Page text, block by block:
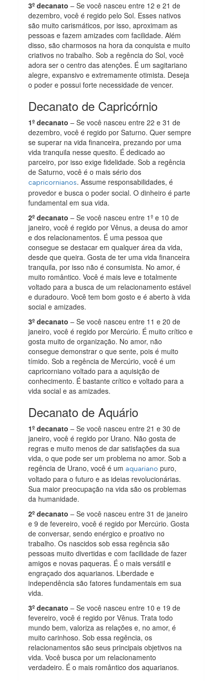
3º decanato – Se você nasceu entre 12 e 21 de
dezembro, você é regido pelo Sol. Esses nativos
são muito carismáticos, por isso, aproximam as
pessoas e fazem amizades com facilidade. Além
disso, são charmosos na hora da conquista e muito
criativos no trabalho. Sob a regência do Sol, você
adora ser o centro das atenções. É um sagitariano
alegre, expansivo e extremamente otimista. Deseja
o poder e possui forte necessidade de vencer.
Decanato de Capricórnio
1º decanato – Se você nasceu entre 22 e 31 de
dezembro, você é regido por Saturno. Quer sempre
se superar na vida financeira, prezando por uma
vida tranquila nesse quesito. É dedicado ao
parceiro, por isso exige fidelidade. Sob a regência
de Saturno, você é o mais sério dos
capricornianos. Assume responsabilidades, é
provedor e busca o poder social. O dinheiro é parte
fundamental em sua vida.
2º decanato – Se você nasceu entre 1º e 10 de
janeiro, você é regido por Vênus, a deusa do amor
e dos relacionamentos. É uma pessoa que
consegue se destacar em qualquer área da vida,
desde que queira. Gosta de ter uma vida financeira
tranquila, por isso não é consumista. No amor, é
muito romântico. Você é mais leve e totalmente
voltado para a busca de um relacionamento estável
e duradouro. Você tem bom gosto e é aberto à vida
social e amizades.
3º decanato – Se você nasceu entre 11 e 20 de
janeiro, você é regido por Mercúrio. É muito crítico e
gosta muito de organização. No amor, não
consegue demonstrar o que sente, pois é muito
tímido. Sob a regência de Mercúrio, você é um
capricorniano voltado para a aquisição de
conhecimento. É bastante crítico e voltado para a
vida social e as amizades.
Decanato de Aquário
1º decanato – Se você nasceu entre 21 e 30 de
janeiro, você é regido por Urano. Não gosta de
regras e muito menos de dar satisfações da sua
vida, o que pode ser um problema no amor. Sob a
regência de Urano, você é um aquariano puro,
voltado para o futuro e as ideias revolucionárias.
Sua maior preocupação na vida são os problemas
da humanidade.
2º decanato – Se você nasceu entre 31 de janeiro
e 9 de fevereiro, você é regido por Mercúrio. Gosta
de conversar, sendo enérgico e proativo no
trabalho. Os nascidos sob essa regência são
pessoas muito divertidas e com facilidade de fazer
amigos e novas paqueras. É o mais versátil e
engraçado dos aquarianos. Liberdade e
independência são fatores fundamentais em sua
vida.
3º decanato – Se você nasceu entre 10 e 19 de
fevereiro, você é regido por Vênus. Trata todo
mundo bem, valoriza as relações e, no amor, é
muito carinhoso. Sob essa regência, os
relacionamentos são seus principais objetivos na
vida. Você busca por um relacionamento
verdadeiro. É o mais romântico dos aquarianos.